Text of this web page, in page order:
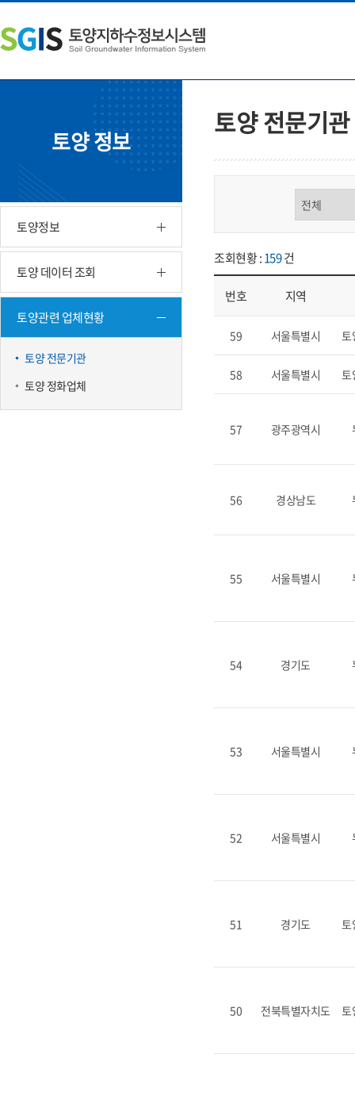
문
내
용
쪽
메
뉴
단
주
소
토양 정보
토양정보
토양 데이터 조회
토양관련 업체현황
토양 전문기관
토양 정화업체
토양 전문기관
조회현황 :159건
번호 지역
59 서울특별시 토
58 서울특별시 토
57 광주광역시
56 경상남도
55 서울특별시
54 경기도
53 서울특별시
52 서울특별시
51 경기도 토
50 전북특별자치도 토